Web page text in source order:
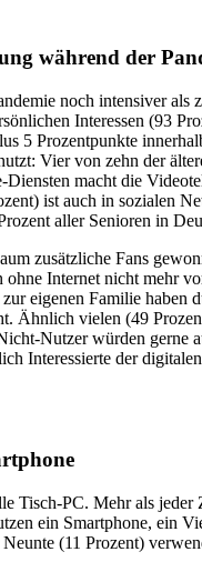
während der
noch intensiver
Interessen (93
5 Prozentpunkte
Vier von zehn der
macht die
ist auch in sozialen
aller Senioren in
zusätzliche Fans
Internet nicht mehr
eigenen Familie
Ähnlich vielen (49
Nutzer würden gerne
Interessierte der
Tisch-PC. Mehr als
ein Smartphone, ein
(11 Prozent)